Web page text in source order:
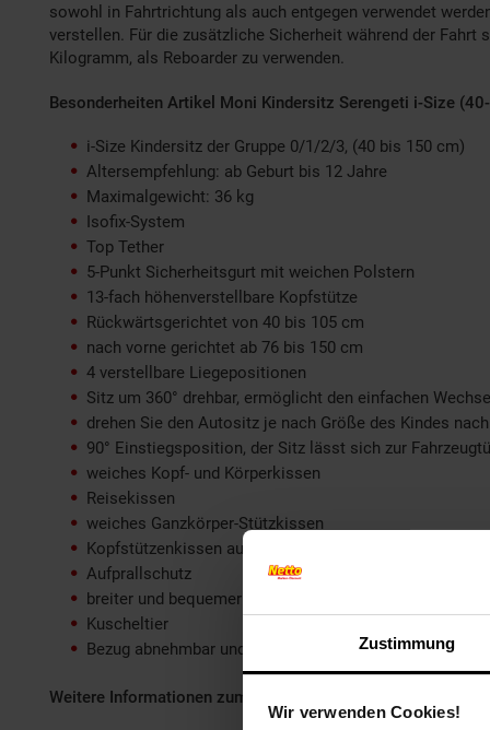
Zustimmung
Wir verwenden Cookies!
sowohl in Fahrtrichtung als auch entgegen verwendet
verstellen. Für die zusätzliche Sicherheit während der Fahrt
Kilogramm, als Reboarder zu verwenden.
Besonderheiten Artikel Moni Kindersitz Serengeti i-Size
i-Size Kindersitz der Gruppe 0/1/2/3, (40 bis 150 cm)
Altersempfehlung: ab Geburt bis 12 Jahre
Maximalgewicht: 36 kg
Isofix-System
Top Tether
5-Punkt Sicherheitsgurt mit weichen Polstern
13-fach höhenverstellbare Kopfstütze
Rückwärtsgerichtet von 40 bis 105 cm
nach vorne gerichtet ab 76 bis 150 cm
4 verstellbare Liegepositionen
Sitz um 360° drehbar, ermöglicht den einfachen
drehen Sie den Autositz je nach Größe des Kindes
90° Einstiegsposition, der Sitz lässt sich zur
weiches Kopf- und Körperkissen
Reisekissen
weiches Ganzkörper-Stützkissen
Kopfstützenkissen aus Memory-Schaum
Aufprallschutz
breiter und bequemer Sitz
Kuscheltier
Bezug abnehmbar und waschbar
Weitere Informationen zum Artikel Moni Kindersitz